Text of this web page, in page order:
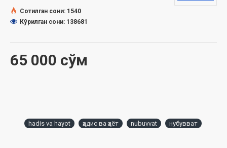
Муқоваси: қаттиқ
ҳузуридаги Дин ишлари бўйича қўмитанинг 2020 йил 10
Электрон шакли
65 000 сўм
Сотилган сони: 1540
Кўрилган сони: 138681
hadis va hayot ҳадис ва ҳаёт nubuvvat нубувват